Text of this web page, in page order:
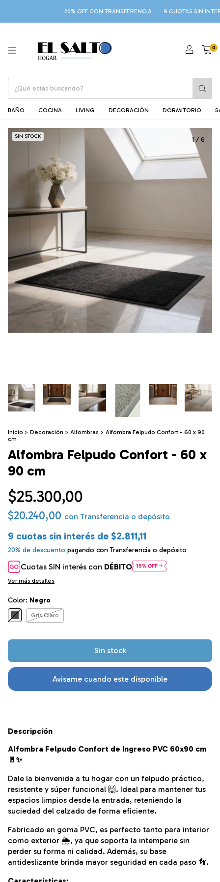
20% OFF CON TRANSFERENCIA 9 CUOTAS SIN INTERÉS
0
BAÑO COCINA LIVING DECORACIÓN DORMITORIO
SIN STOCK 1/ 6
Inicio > Decoración > Alfombras > Alfombra Felpudo Confort - 60 x 90
cm
Alfombra Felpudo Confort - 60 x
90 cm
$25.300,00
$20.240,00 con Transferencia o depósito
Cuotas SIN interés con DÉBITO
9 cuotas sin interés de $2.811,11
20% de descuento pagando con Transferencia o depósito
Ver más detalles
Color: Negro
Gris Claro
Avisame cuando este disponible
Descripción
Alfombra Felpudo Confort de Ingreso PVC 60x90 cm
🚪✨
Dale la bienvenida a tu hogar con un felpudo práctico,
resistente y súper funcional 🙌. Ideal para mantener tus
espacios limpios desde la entrada, reteniendo la
suciedad del calzado de forma eficiente.
Fabricado en goma PVC, es perfecto tanto para interior
como exterior 🌦️, ya que soporta la intemperie sin
perder su forma ni calidad. Además, su base
antideslizante brinda mayor seguridad en cada paso 👣.